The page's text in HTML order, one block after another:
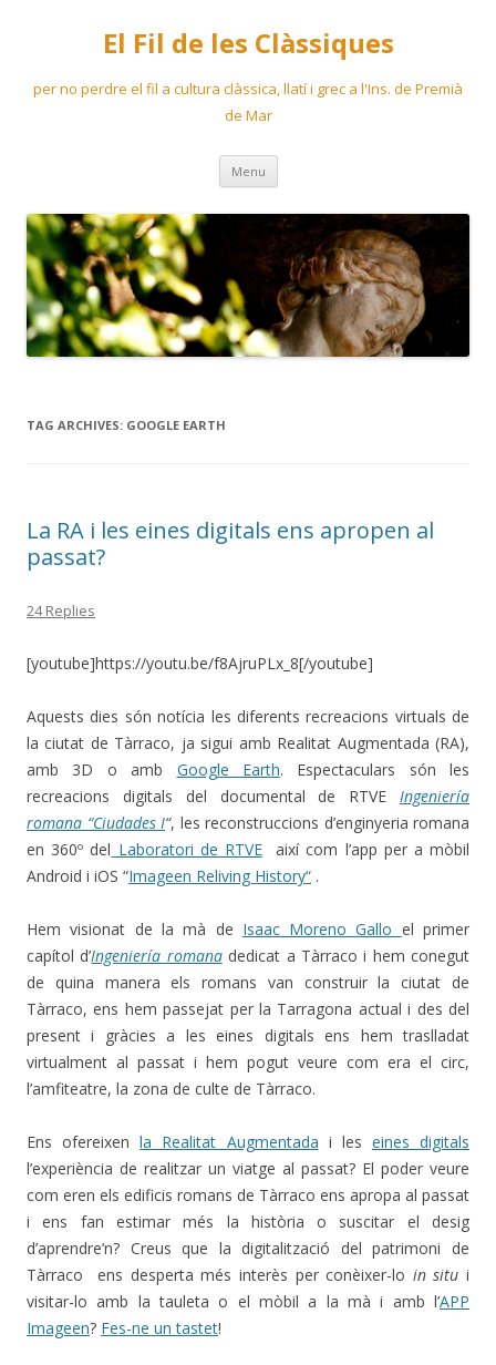
El Fil de les Clàssiques
per no perdre el fil a cultura clàssica, llatí i grec a l'Ins. de Premià
de Mar
Menu Skip
content
TAG ARCHIVES: GOOGLE EARTH
La RA i les eines digitals ens apropen al
passat?
24 Replies
[youtube]https://youtu.be/f8AjruPLx_8[/youtube]
Aquests dies són notícia les diferents recreacions virtuals de
la ciutat de Tàrraco, ja sigui amb Realitat Augmentada (RA),
amb 3D o amb Google Earth. Espectaculars són les
recreacions digitals del documental de RTVE Ingeniería
romana “Ciudades I“, les reconstruccions d’enginyeria romana
en 360º del Laboratori de RTVEaixí com l’app per a mòbil
Android i iOS “Imageen Reliving History“ .
Hem visionat de la mà de Isaac Moreno Gallo el primer
capítol d’Ingeniería romanadedicat a Tàrraco i hem conegut
de quina manera els romans van construir la ciutat de
Tàrraco, ens hem passejat per la Tarragona actual i des del
present i gràcies a les eines digitals ens hem traslladat
virtualment al passat i hem pogut veure com era el circ,
l’amfiteatre, la zona de culte de Tàrraco.
Ens ofereixenla Realitat Augmentada i les eines digitals
l’experiència de realitzar un viatge al passat? El poder veure
com eren els edificis romans de Tàrraco ens apropa al passat
i ens fan estimar més la història o suscitar el desig
d’aprendre’n? Creus que la digitalització del patrimoni de
Tàrraco ens desperta més interès per conèixer-lo in situ i
visitar-lo amb la tauleta o el mòbil a la mà i amb l’APP
Imageen? Fes-ne un tastet!